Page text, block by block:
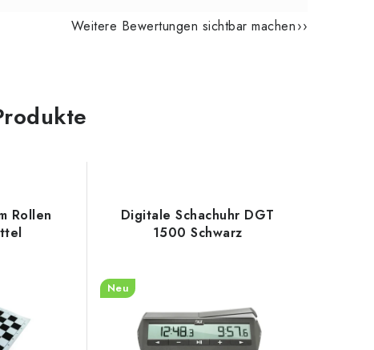
Weitere Bewertungen sichtbar machen
Rollen
Digitale Schachuhr DGT
1500 Schwarz
Neu